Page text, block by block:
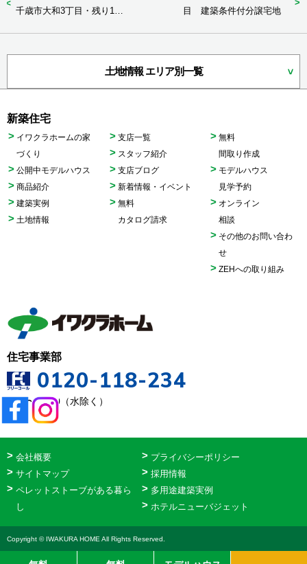
千歳市大和3丁目・残り1区
目 建築条件付分譲宅地
土地情報 エリア別一覧
新築住宅
イワクラホームの家
づくり
公開中モデルハウス
商品紹介
建築実例
土地情報
支店一覧
スタッフ紹介
支店ブログ
新着情報・イベント
無料
カタログ請求
無料
間取り作成
モデルハウス
見学予約
オンライン
相談
その他のお問い合わ
せ
ZEHへの取り組み
住宅事業部
0120-118-234
9:00〜18:00（水除く）
会社概要
プライバシーポリシー
サイトマップ
採用情報
ペレットストーブがある暮ら
し
多用途建築実例
ホテルニューバジェット
Copyright © IWAKURA HOME All Rights Reserved.